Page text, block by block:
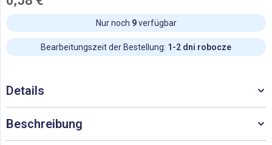
Nur noch 9verfügbar
Bearbeitungszeit der Bestellung: 1-2 dni robocze
Details
Beschreibung